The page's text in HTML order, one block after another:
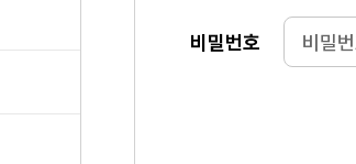
비밀번호